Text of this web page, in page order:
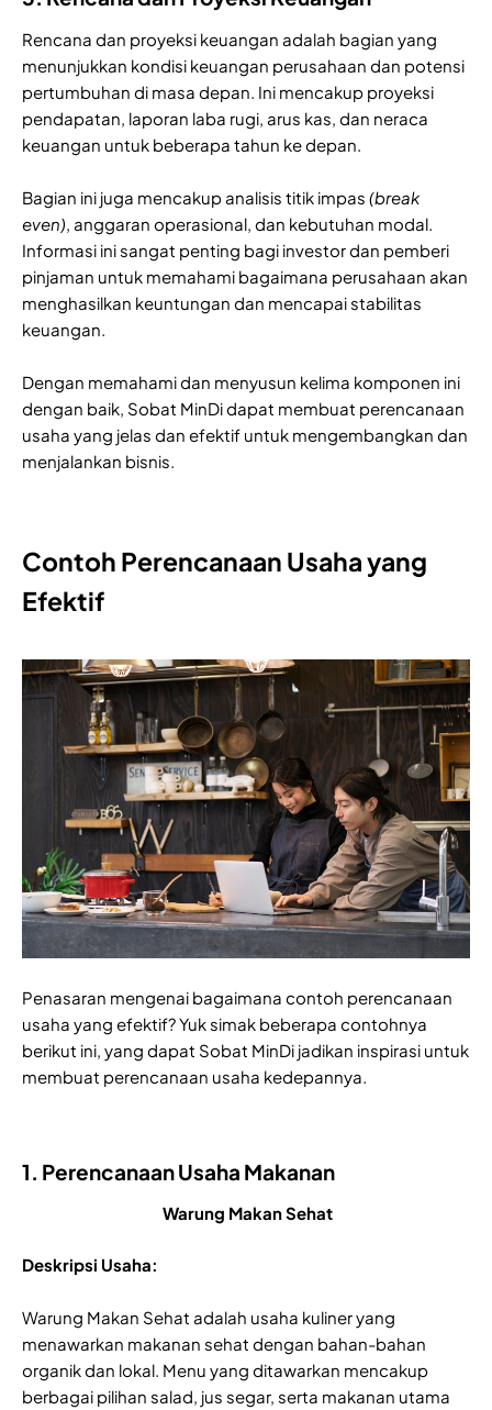
Rencana dan proyeksi keuangan adalah bagian yang
menunjukkan kondisi keuangan perusahaan dan potensi
pertumbuhan di masa depan. Ini mencakup proyeksi
pendapatan, laporan laba rugi, arus kas, dan neraca
keuangan untuk beberapa tahun ke depan.
Bagian ini juga mencakup analisis titik impas (break
even) , anggaran operasional, dan kebutuhan modal.
Informasi ini sangat penting bagi investor dan pemberi
pinjaman untuk memahami bagaimana perusahaan akan
menghasilkan keuntungan dan mencapai stabilitas
keuangan.
Dengan memahami dan menyusun kelima komponen ini
dengan baik, Sobat MinDi dapat membuat perencanaan
usaha yang jelas dan efektif untuk mengembangkan dan
menjalankan bisnis.
Contoh Perencanaan Usaha yang
Efektif
Penasaran mengenai bagaimana contoh perencanaan
usaha yang efektif? Yuk simak beberapa contohnya
berikut ini, yang dapat Sobat MinDi jadikan inspirasi untuk
membuat perencanaan usaha kedepannya.
1. Perencanaan Usaha Makanan
Warung Makan Sehat
Deskripsi Usaha:
Warung Makan Sehat adalah usaha kuliner yang
menawarkan makanan sehat dengan bahan-bahan
organik dan lokal. Menu yang ditawarkan mencakup
berbagai pilihan salad, jus segar, serta makanan utama